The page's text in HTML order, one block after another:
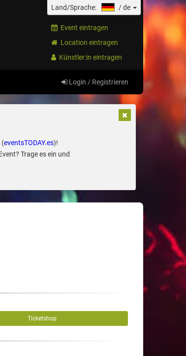
Land/Sprache: /de
Event eintragen
Location eintragen
Künstler:in eintragen
Login / Registrieren
(eventsTODAY.es)!
Trage es ein und
Ticketshop